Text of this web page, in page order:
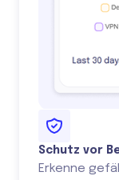
Schutz vor
Erkenne